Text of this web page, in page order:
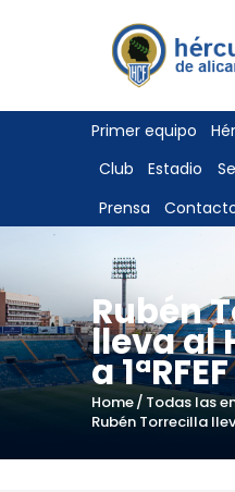
Primer equipo
Club
Estadio
Prensa
Rubén
lleva al
a 1ªRFEF
Home Todas las
Rubén Torrecilla
ENTRADAS
TIENDA